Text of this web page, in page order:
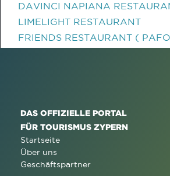
DAVINCI NAPIANA
LIMELIGHT RESTAURANT
FRIENDS RESTAURANT (
DAS OFFIZIELLE PORTAL
FÜR TOURISMUS ZYPERN
Startseite
Über uns
Geschäftspartner